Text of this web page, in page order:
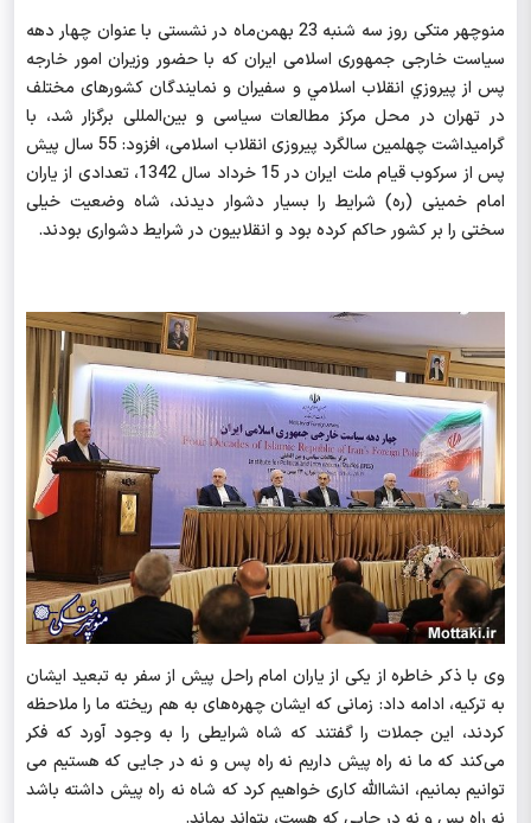
منوچهر متکی روز سه شنبه
در نشستی با عنوان چهار دهه
سیاست خارجی جمهوری اسلامی ايران که با حضور وزیران امور خارجه
پس از پيروزي انقلاب اسلامي و سفیران و نمایندگان کشورهای مختلف
در تهران در محل مرکز مطالعات سیاسی و بین‌المللی برگزار شد، با
گرامیداشت چهلمین سالگرد پیروزی انقلاب اسلامی، افزود: 55 سال پیش
پس از سرکوب قیام ملت ایران در 15 خرداد سال 1342، تعدادی از یاران
امام خمینی (ره) شرایط را بسیار دشوار دیدند، شاه وضعیت خیلی
سختی را بر کشور حاکم کرده بود و انقلابیون در شرایط دشواری بودند.
وی با ذکر خاطره از یکی از یاران امام راحل پیش از سفر به تبعید ایشان
به ترکیه، ادامه داد: زمانی که ایشان چهرههای به هم ریخته ما را ملاحظه
کردند، این جملات را گفتند که شاه شرایطی را به وجود آورد که فکر
میکند که ما نه راه پیش داریم نه راه پس و نه در جایی که هستیم می
توانیم بمانیم، انشاالله کاری خواهیم کرد که شاه نه راه پیش داشته باشد